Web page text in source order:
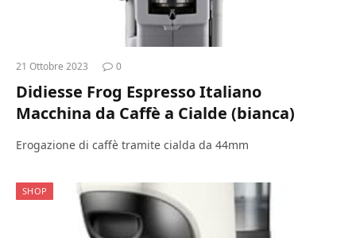
21 Ottobre 2023 0
Didiesse Frog Espresso Italiano
Macchina da Caffè a Cialde (bianca)
Erogazione di caffè tramite cialda da 44mm
SHOP